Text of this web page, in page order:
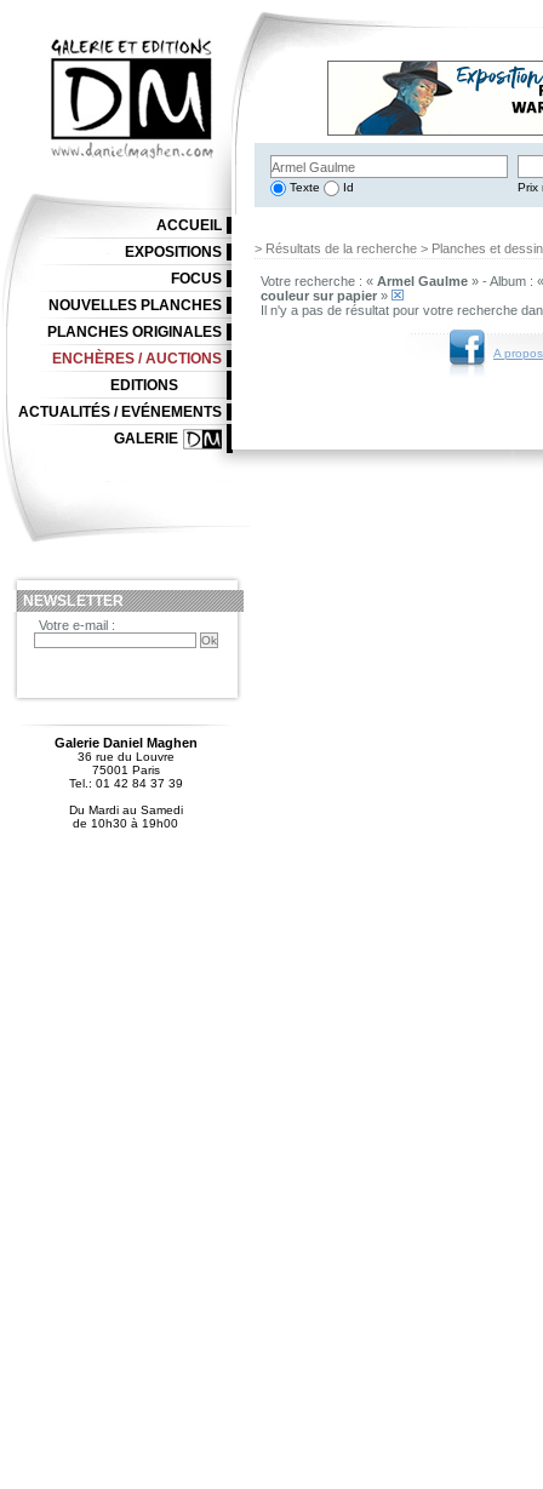
Texte Id Prix
> Résultats de la recherche > Planches et
Votre recherche : « Armel Gaulme » - Album :
couleur sur papier »
Il n'y a pas de résultat pour votre recherche
A
ACCUEIL
EXPOSITIONS
FOCUS
NOUVELLES PLANCHES
PLANCHES ORIGINALES
ENCHÈRES / AUCTIONS
EDITIONS
ACTUALITÉS / EVÉNEMENTS
GALERIE
NEWSLETTER
Votre e-mail :
Galerie Daniel Maghen
36 rue du Louvre
75001 Paris
Tel.: 01 42 84 37 39
Du Mardi au Samedi
de 10h30 à 19h00